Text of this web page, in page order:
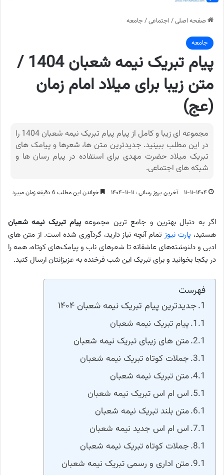
صفحه اصلی/ اجتماعی/ جامعه
جامعه
پیام تبریک نیمه شعبان 1404 /
متن زیبا برای میلاد امام زمان
(عج)
مجموعه ای زیبا و کامل از پیام پیام تبریک نیمه شعبان 1404 را
در این مطلب ببینید. جدیدترین متن ها، شعرها و پیامک های
تبریک میلاد حضرت مهدی برای استفاده در پیام رسان ها و
شبکه های اجتماعی.
۱۱-۱۱-۱۴۰۴ آخرین بروز رسانی : ۱۱-۱۱-۱۴۰۴ خواندن این مطلب 6 دقیقه زمان میبرد
اگر به دنبال بهترین و جامع ترین مجموعهپیام تبریک نیمه شعبان
هستید، پارت نیوز تمام آنچه نیاز دارید، گردآوری شده است. از متن های
ادبی و دلنوشته‌های عاشقانه تا شعرهای ناب و پیامک‌های کوتاه، همه را
در یکجا بخوانید و برای تبریک این شب فرخنده به عزیزانتان ارسال کنید.
فهرست
جدیدترین پیام تبریک نیمه شعبان ۱۴۰۴
پیام تبریک نیمه شعبان
متن های زیبای تبریک نیمه شعبان
جملات کوتاه تبریک نیمه شعبان
متن تبریک نیمه شعبان
اس ام اس تبریک نیمه شعبان
متن بلند تبریک نیمه شعبان
اس ام اس جدید نیمه شعبان
جملات کوتاه تبریک نیمه شعبان
متن اداری و رسمی تبریک نیمه شعبان